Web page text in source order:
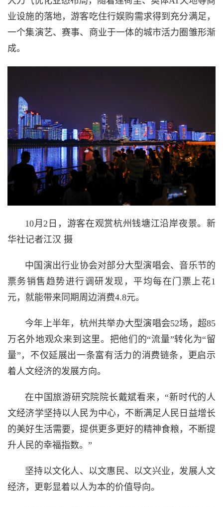
业设施的落地，游客吃住行娱购需求得到充分满足，
一个集演艺、赛事、商业于一体的城市活力圈雏形渐
成。
10月2日，游客在观赏杭州钱塘江沿岸夜景。新
华社记者江汉 摄
中国演出行业协会对部分大型演唱会、音乐节的
票务销售趋势进行调研发现，平均每在门票上花1
元，就能带来同期周边消费4.8元。
今年上半年，杭州共举办大型演唱会52场，超85
万名外地观众来到这里。把他们的“流量”转化为“留
量”，不仅延展出一条富有活力的消费链条，更启示
着人文经济的发展方向。
在中国旅游研究院院长戴斌看来，“新时代的人
文经济学坚持以人民为中心，不断满足人民日益增长
的美好生活需要，提供更多更好的精神食粮，不断提
升人民的幸福指数。”
坚持以文化人、以文惠民、以文兴业，发展人文
经济，更彰显着以人为本的价值导向。